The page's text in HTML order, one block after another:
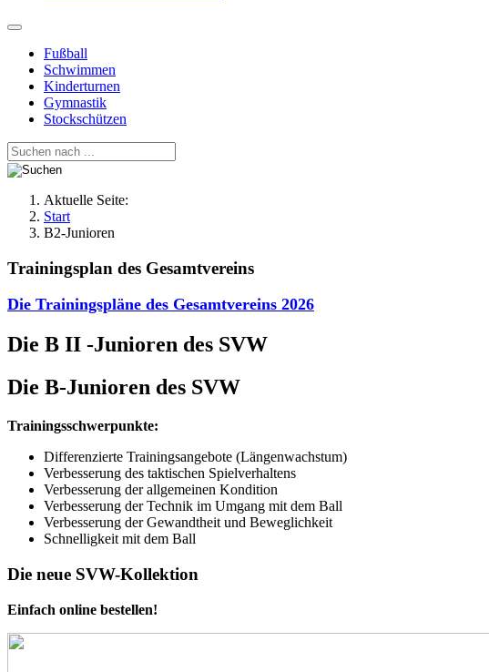
Fußball
Schwimmen
Kinderturnen
Gymnastik
Stockschützen
Aktuelle Seite:
Start
B2-Junioren
Trainingsplan des Gesamtvereins
Die Trainingspläne des Gesamtvereins 2026
Die B II -Junioren des SVW
Die B-Junioren des SVW
Trainingsschwerpunkte:
Differenzierte Trainingsangebote (Längenwachstum)
Verbesserung des taktischen Spielverhaltens
Verbesserung der allgemeinen Kondition
Verbesserung der Technik im Umgang mit dem Ball
Verbesserung der Gewandtheit und Beweglichkeit
Schnelligkeit mit dem Ball
Die neue SVW-Kollektion
Einfach online bestellen!